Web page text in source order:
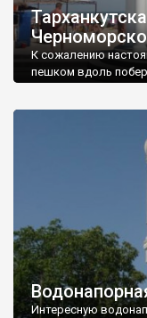
К сожалению
пешком вдоль
Интересную